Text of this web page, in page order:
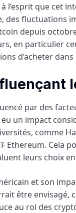
l’esprit que cet
des fluctuations
depuis
en particulier
d’acheter
par des
un impact
comme
Ethereum.
leurs choix
et son
être
au roi des